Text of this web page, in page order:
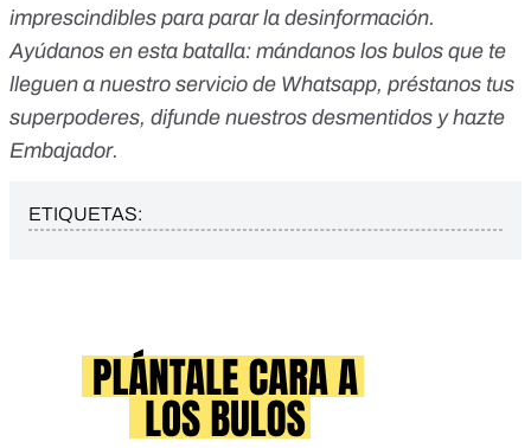
imprescindibles para parar la desinformación.
Ayúdanos en esta batalla: mándanos los bulos que te
lleguen a nuestro servicio de Whatsapp, préstanos tus
superpoderes, difunde nuestros desmentidos y hazte
Embajador.
ETIQUETAS: